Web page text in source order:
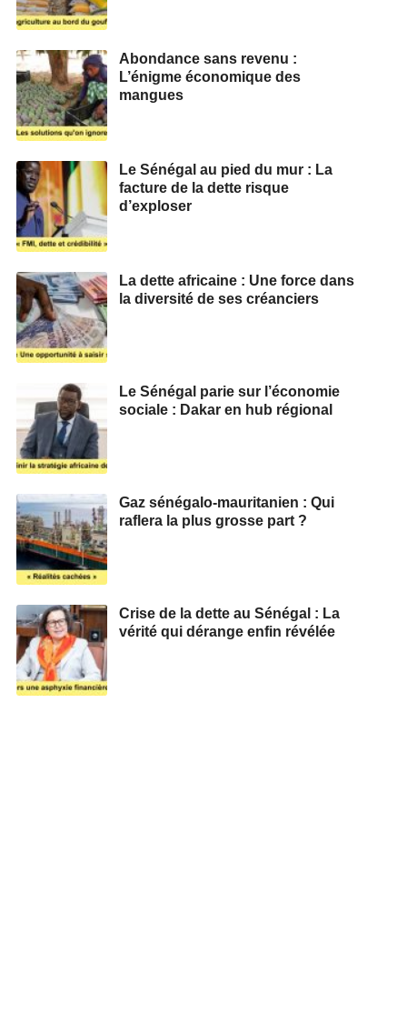
Abondance sans revenu :
L’énigme économique des
mangues
Le Sénégal au pied du mur : La
facture de la dette risque
d’exploser
La dette africaine : Une force dans
la diversité de ses créanciers
Le Sénégal parie sur l’économie
sociale : Dakar en hub régional
Gaz sénégalo-mauritanien : Qui
raflera la plus grosse part ?
Crise de la dette au Sénégal : La
vérité qui dérange enfin révélée